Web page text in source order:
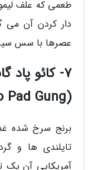
طعمی که علف
دار کردن آن می
عصرها با سس
7- کائو
(Khao Pad Gung)
برنج سرخ شده
تایلندی ها و
آمریکایی آن